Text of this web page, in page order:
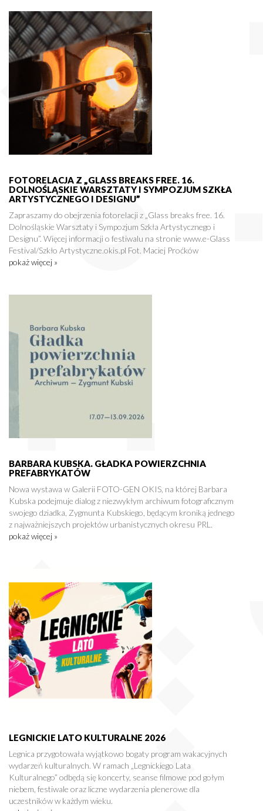
FOTORELACJA Z „GLASS BREAKS FREE. 16.
DOLNOŚLĄSKIE WARSZTATY I SYMPOZJUM SZKŁA
ARTYSTYCZNEGO I DESIGNU”
Zapraszamy do obejrzenia fotorelacji z „Glass breaks free. 16.
Dolnośląskie Warsztaty i Sympozjum Szkła Artystycznego i
Designu”. Więcej informacji o festiwalu na stronie www.e-Glass
Festival/Szkło Artystyczne.okis.pl Fot. Maciej Proćków
pokaż więcej »
BARBARA KUBSKA. GŁADKA POWIERZCHNIA
PREFABRYKATÓW
Nowa wystawa w Galerii FOTO-GEN OKIS, na której Barbara
Kubska podejmuje dialog z niezwykłym archiwum fotograficznym
swojego dziadka, Zygmunta Kubskiego, będącym kroniką jednego
z najważniejszych projektów urbanistycznych okresu PRL.
pokaż więcej »
LEGNICKIE LATO KULTURALNE 2026
Legnica przygotowała wyjątkowo bogaty program wakacyjnych
wydarzeń kulturalnych. W ramach „Legnickiego Lata
Kulturalnego” odbędą się koncerty, seanse filmowe pod gołym
niebem, festiwale oraz liczne wydarzenia plenerowe dla
uczestników w każdym wieku.